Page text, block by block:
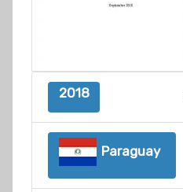
2018
Paraguay